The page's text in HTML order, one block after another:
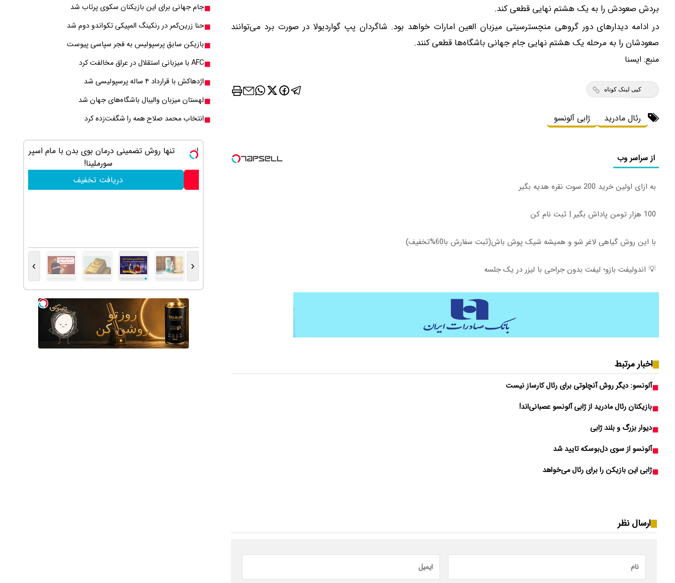
بردش صعودش را به یک هشتم نهایی قطعی کند.
در ادامه دیدارهای دور گروهی منچسترسیتی میزبان العین امارات خواهد بود. شاگردان پپ گواردیولا در صورت برد می‌توانند
صعودشان را به مرحله یک هشتم نهایی جام جهانی باشگاه‌ها قطعی کنند.
منبع: ايسنا
کپی لینک کوتاه
رئال مادرید ژابی آلونسو
از سراسر وب
به ازای اولین خرید 200 سوت نقره هدیه بگیر
100 هزار تومن پاداش بگیر | ثبت نام کن
با این روش گیاهی لاغر شو و همیشه شیک پوش باش(ثبت سفارش با60%تخفیف)
💡 اندولیفت بازو؛ لیفت بدون جراحی با لیزر در یک جلسه
اخبار مرتبط
آلونسو: دیگر روش آنچلوتی برای رئال کارساز نیست
بازیکنان رئال مادرید از ژابی آلونسو عصبانی‌اند!
دیوار بزرگ و بلند ژابی
آلونسو از سوی دل‌بوسکه تایید شد
ژابی این بازیکن را برای رئال می‌خواهد
ارسال نظر
جام جهانی برای این بازیکنان سکوی پرتاب شد
حنا زرین‌کمر در رنکینگ المپیکی تکواندو دوم شد
بازیکن سابق پرسپولیس به فجر سپاسی پیوست
AFC با میزبانی استقلال در عراق مخالفت کرد
اژدهاکش با قرارداد ۴ ساله پرسپولیسی شد
لهستان میزبان والیبال باشگاه‌های جهان شد
انتخاب محمد صلاح همه را شگفت‌زده کرد
خالیه!45%تخفیف
به هر اندازه ای که میخوای میتونی طلا بخری از
سرمایه ات محافظت کنی
تنها روش تضمینی درمان بوی بدن با مام اسپری
سورملینا!
دریافت تخفیف
‹
›